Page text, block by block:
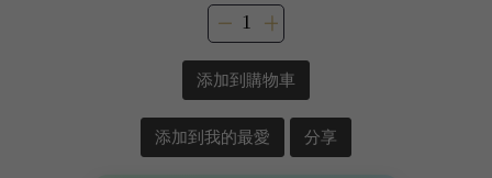
添加到購物車
添加到我的最愛 分享